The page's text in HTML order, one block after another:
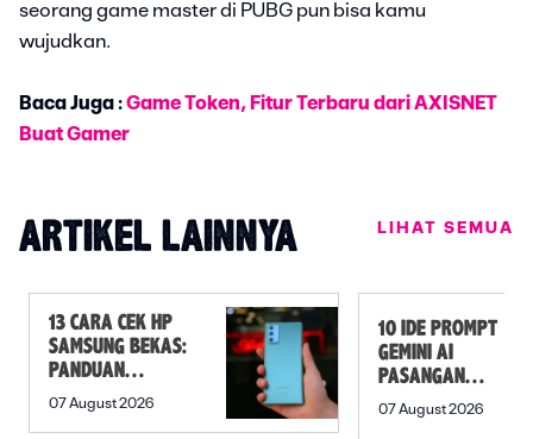
seorang game master di PUBG pun bisa kamu
wujudkan.
Baca Juga :Game Token, Fitur Terbaru dari AXISNET
Buat Gamer
ARTIKEL LAINNYA LIHAT SEMUA
13 CARA CEK HP
SAMSUNG BEKAS:
PANDUAN
SEBELUM
07 August 2026
10 IDE PROMPT
GEMINI AI
PASANGAN
PREWEDDING
07 August 2026